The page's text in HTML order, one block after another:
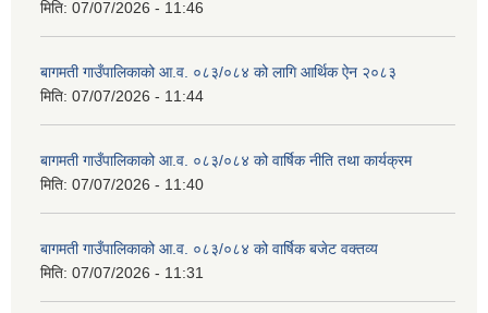
मिति: 07/07/2026 - 11:46
बागमती गाउँपालिकाको आ.व. ०८३/०८४ को लागि आर्थिक ऐन २०८३
मिति: 07/07/2026 - 11:44
बागमती गाउँपालिकाको आ.व. ०८३/०८४ को वार्षिक नीति तथा कार्यक्रम
मिति: 07/07/2026 - 11:40
बागमती गाउँपालिकाको आ.व. ०८३/०८४ को वार्षिक बजेट वक्तव्य
मिति: 07/07/2026 - 11:31